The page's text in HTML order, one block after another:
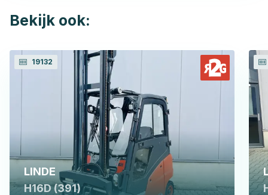
Bekijk ook:
19132
LINDE
H16D (391)